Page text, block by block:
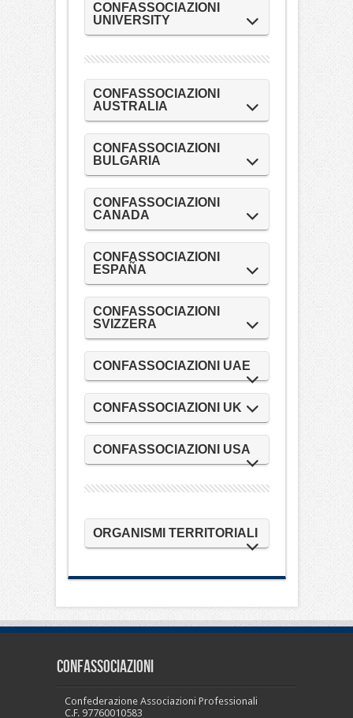
CONFASSOCIAZIONI
UNIVERSITY
CONFASSOCIAZIONI
AUSTRALIA
CONFASSOCIAZIONI
BULGARIA
CONFASSOCIAZIONI
CANADA
CONFASSOCIAZIONI
ESPAÑA
CONFASSOCIAZIONI
SVIZZERA
CONFASSOCIAZIONI UAE
CONFASSOCIAZIONI UK
CONFASSOCIAZIONI USA
ORGANISMI TERRITORIALI
CONFASSOCIAZIONI
Confederazione Associazioni Professionali
C.F. 97760010583